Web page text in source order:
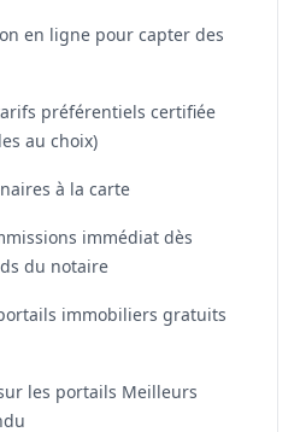
en ligne pour capter des
préférentiels certifiée
au choix)
à la carte
immédiat dès
du notaire
immobiliers gratuits
les portails Meilleurs